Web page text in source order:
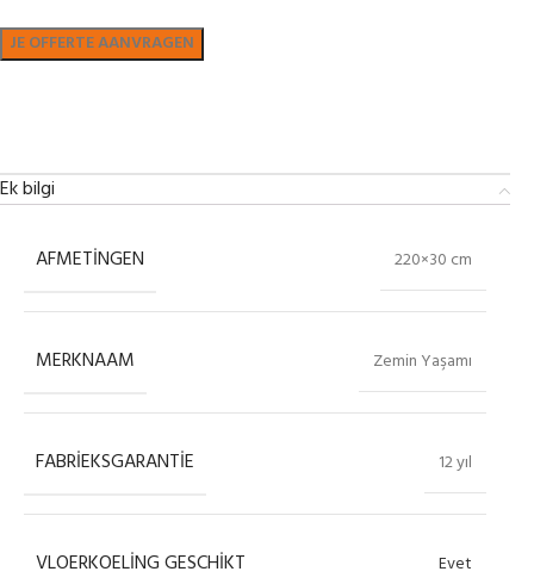
Ek bilgi
AFMETINGEN 220×30 cm
MERKNAAM Zemin Yaşamı
FABRIEKSGARANTIE 12 yıl
VLOERKOELING GESCHIKT Evet